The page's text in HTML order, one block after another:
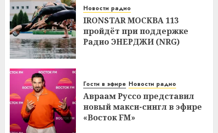
Новости радио
IRONSTAR МОСКВА 113
пройдёт при поддержке
Радио ЭНЕРДЖИ (NRG)
Гости в эфире Новости радио
Авраам Руссо представил
новый макси-сингл в эфире
«Восток FM»